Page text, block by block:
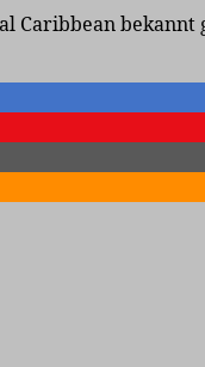
bekannt